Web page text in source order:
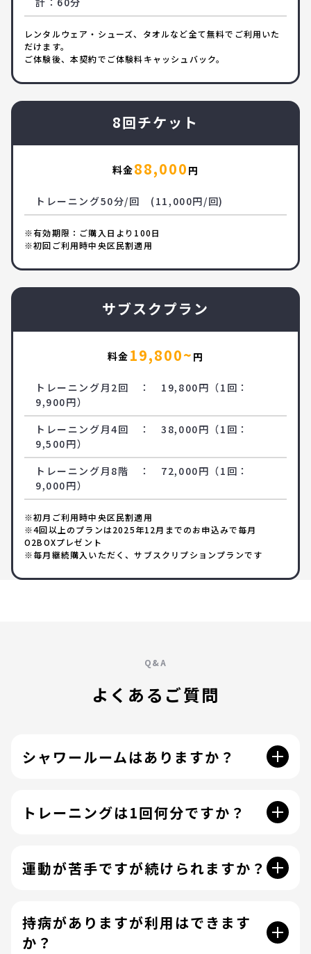
レンタルウェア・シューズ、タオルなど全て無料でご利用いた
だけます。
ご体験後、本契約でご体験料キャッシュバック。
8回チケット
料金88,000 円
トレーニング50分/回 (11,000円/回)
※有効期限：ご購入日より100日
※初回ご利用時中央区民割適用
サブスクプラン
料金 19,800~ 円
トレーニング月2回 ： 19,800円（1回：
9,900円）
トレーニング月4回 ： 38,000円（1回：
9,500円）
トレーニング月8階 ： 72,000円（1回：
9,000円）
※初月ご利用時中央区民割適用
※4回以上のプランは2025年12月までのお申込みで毎月
O2BOXプレゼント
※毎月継続購入いただく、サブスクリプションプランです
Q&A
よくあるご質問
シャワールームはありますか？
トレーニングは1回何分ですか？
運動が苦手ですが続けられますか？
持病がありますが利用はできます
か？